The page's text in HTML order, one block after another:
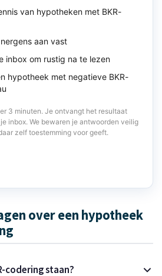
van hypotheken met BKR-
aan vast
inbox om rustig na te lezen
hypotheek met negatieve BKR-
3 minuten. Je ontvangt het resultaat
inbox. We bewaren je antwoorden veilig
zelf toestemming voor geeft.
over een hypotheek
codering staan?